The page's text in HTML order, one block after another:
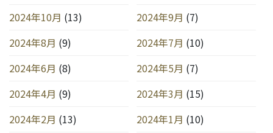
2024年10月 (13) 2024年9月 (7)
2024年8月 (9) 2024年7月 (10)
2024年6月 (8) 2024年5月 (7)
2024年4月 (9) 2024年3月 (15)
2024年2月 (13) 2024年1月 (10)